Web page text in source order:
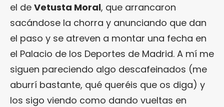
el de Vetusta Moral, que arrancaron
sacándose la chorra y anunciando que dan
el paso y se atreven a montar una fecha en
el Palacio de los Deportes de Madrid. A mí me
siguen pareciendo algo descafeinados (me
aburrí bastante, qué queréis que os diga) y
los sigo viendo como dando vueltas en